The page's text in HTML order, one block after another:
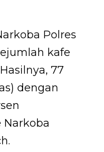
Polres
kafe
77
dengan
Narkoba